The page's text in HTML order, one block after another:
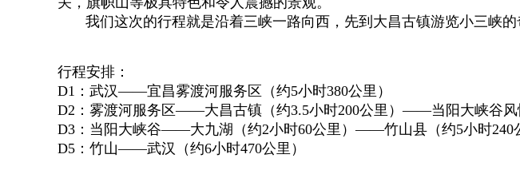
我们这次的行程就是沿着三峡一路向西，先到大昌古镇游览小三峡的
行程安排：
D1：武汉——宜昌雾渡河服务区（约5小时380公里）
D2：雾渡河服务区——大昌古镇（约3.5小时200公里）——当阳大峡谷风
D3：当阳大峡谷——大九湖（约2小时60公里）——竹山县（约5小时240
D5：竹山——武汉（约6小时470公里）